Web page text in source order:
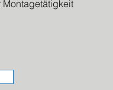
Montagetätigkeit